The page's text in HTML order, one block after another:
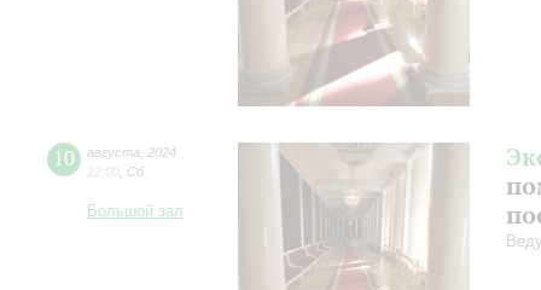
10 августа
2024
12:00 Сб
Большой зал